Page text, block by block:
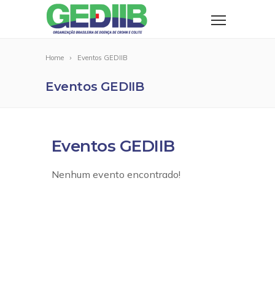
Home Eventos GEDIIB
Eventos GEDIIB
Eventos GEDIIB
Nenhum evento encontrado!